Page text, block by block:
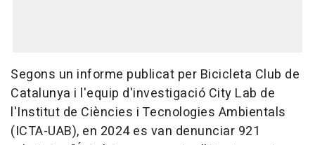
Segons un informe publicat per Bicicleta Club de
Catalunya i l'equip d'investigació City Lab de
l'Institut de Ciències i Tecnologies Ambientals
(ICTA-UAB), en 2024 es van denunciar 921